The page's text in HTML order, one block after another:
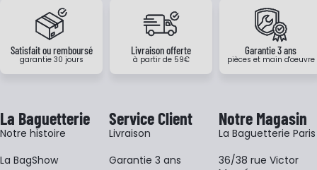
Satisfait ou remboursé
garantie 30 jours
Livraison offerte
à partir de 59€
Garantie 3 ans
pièces et main d'oeuvre
La Baguetterie
Notre histoire
La BagShow
Service Client
Livraison
Garantie 3 ans
Notre Magasin
La Baguetterie Paris
36/38 rue Victor